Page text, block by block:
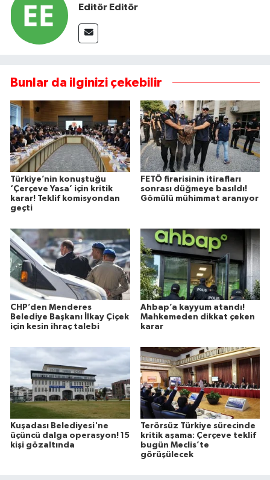
Editör Editör
Bunlar da ilginizi çekebilir
Türkiye’nin konuştuğu
‘Çerçeve Yasa’ için kritik
karar! Teklif komisyondan
geçti
FETÖ firarisinin itirafları
sonrası düğmeye basıldı!
Gömülü mühimmat aranıyor
CHP’den Menderes
Belediye Başkanı İlkay Çiçek
için kesin ihraç talebi
Ahbap’a kayyum atandı!
Mahkemeden dikkat çeken
karar
Kuşadası Belediyesi'ne
üçüncü dalga operasyon! 15
kişi gözaltında
Terörsüz Türkiye sürecinde
kritik aşama: Çerçeve teklif
bugün Meclis’te
görüşülecek